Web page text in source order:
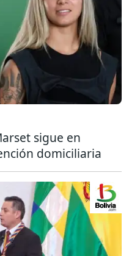
sigue en
domiciliaria